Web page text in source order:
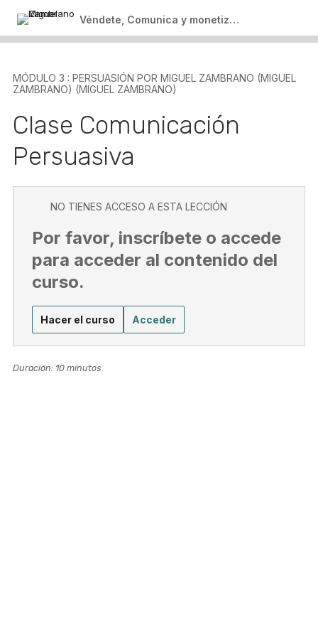
Véndete, Comunica y monetiza en la era digital
Clase 2 – En Vivo 20 de Abril 6:00 pm
Ebook ( Descargable)
Zambrano (Miguel Zambrano) (Miguel
Clase Comunicación Persuasiva
Módulo 4: Prácticas Finales (Miguel
Zambrano) (Miguel Zambrano)
Última Clase
1 lección
MÓDULO 3 : PERSUASIÓN POR MIGUEL ZAMBRANO (MIGUEL
ZAMBRANO) (MIGUEL ZAMBRANO)
Clase Comunicación
Persuasiva
NO TIENES ACCESO A ESTA LECCIÓN
Por favor, inscríbete o accede
para acceder al contenido del
curso.
Hacer el curso Acceder
Duración: 10 minutos